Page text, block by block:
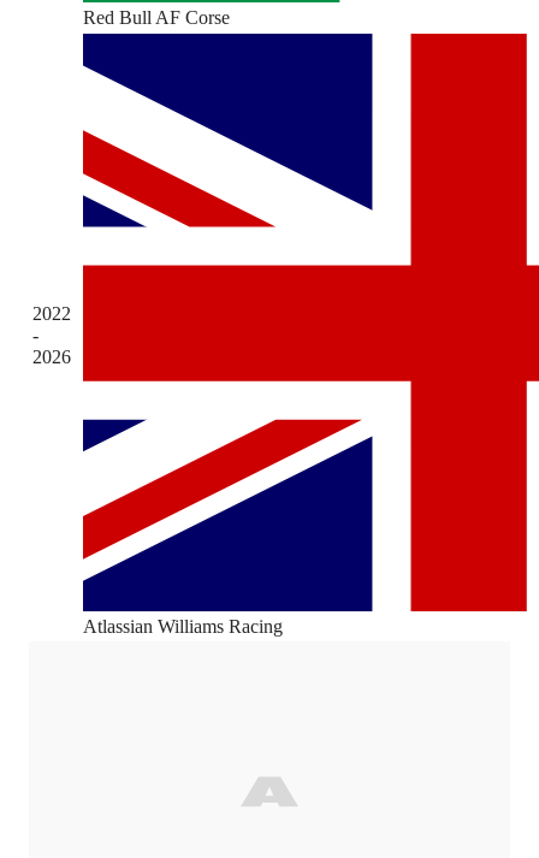
Red Bull AF Corse
2022
-
2026
Atlassian Williams Racing